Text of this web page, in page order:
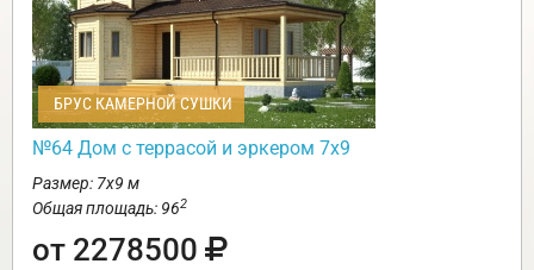
БРУС КАМЕРНОЙ СУШКИ
№64 Дом с террасой и эркером 7х9
Размер: 7х9 м
Общая площадь: 962
от 2278500